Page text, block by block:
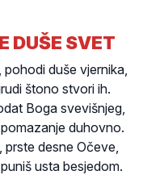
DUŠE SVET
duše vjernika,
štono stvori ih.
Boga svevišnjeg,
duhovno.
desne Očeve,
usta besjedom.